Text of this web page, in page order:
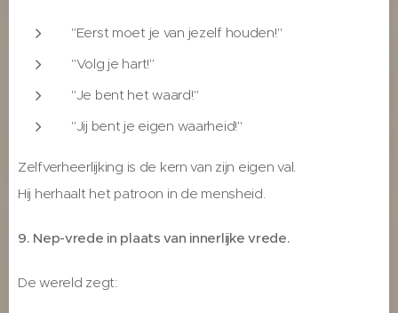
"Eerst moet je van jezelf houden!"
"Volg je hart!"
"Je bent het waard!"
"Jij bent je eigen waarheid!"
Zelfverheerlijking is de kern van zijn eigen val.
Hij herhaalt het patroon in de mensheid.
9. Nep-vrede in plaats van innerlijke vrede.
De wereld zegt: